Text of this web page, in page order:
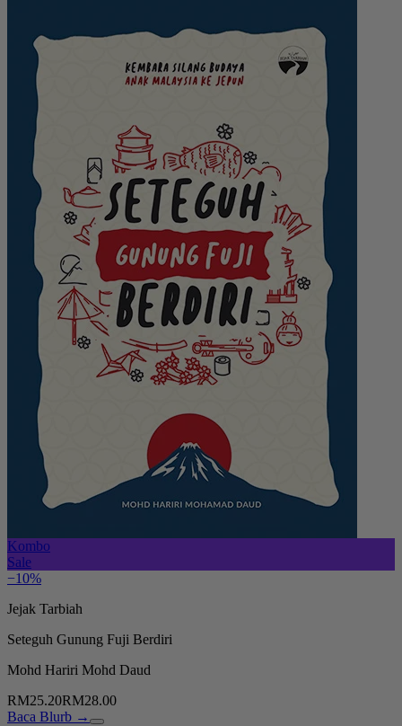
Kombo
Sale
−10%
Jejak Tarbiah
Seteguh Gunung Fuji Berdiri
Mohd Hariri Mohd Daud
RM25.20RM28.00
Baca Blurb →